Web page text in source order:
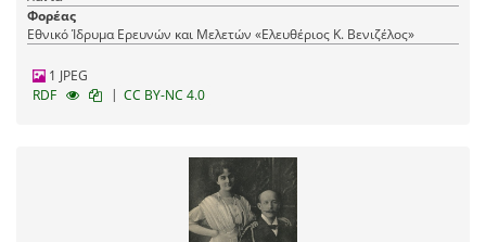
Φορέας
Εθνικό Ίδρυμα Ερευνών και Μελετών «Ελευθέριος Κ. Βενιζέλος»
1 JPEG
RDF
| CC BY-NC 4.0